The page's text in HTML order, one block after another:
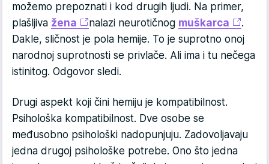
možemo prepoznati i kod drugih ljudi. Na primer,
plašljiva žena nalazi neurotičnog muškarca
.
Dakle, sličnost je pola hemije. To je suprotno onoj
narodnoj suprotnosti se privlače. Ali ima i tu nečega
istinitog. Odgovor sledi.
Drugi aspekt koji čini hemiju je kompatibilnost.
Psihološka kompatibilnost. Dve osobe se
međusobno psihološki nadopunjuju. Zadovoljavaju
jedna drugoj psihološke potrebe. Ono što jedna